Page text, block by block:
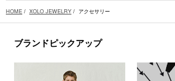
HOME / XOLO JEWELRY / アクセサリー
ブランドピックアップ